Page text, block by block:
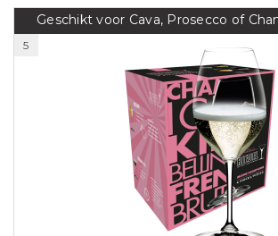
Geschikt voor Cava, Prosecco of
5